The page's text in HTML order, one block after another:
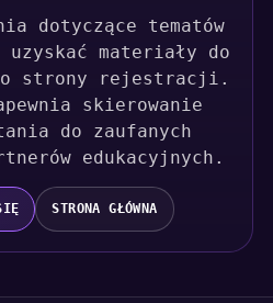
dotyczące tematów
materiały do
strony rejestracji.
skierowanie
do zaufanych
edukacyjnych.
STRONA GŁÓWNA